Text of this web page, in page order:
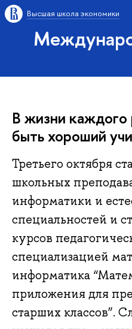
Высшая школа экономики
В жизни
быть хороший
Третьего октября
школьных
информатики и
специальностей и
курсов
специализацией
информатика
приложения для
старших классов”.